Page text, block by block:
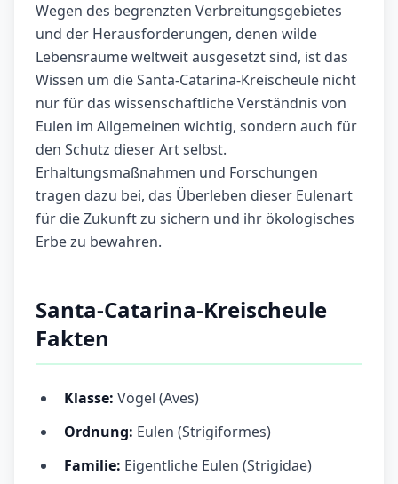
Wegen des begrenzten Verbreitungsgebietes
und der Herausforderungen, denen wilde
Lebensräume weltweit ausgesetzt sind, ist das
Wissen um die Santa-Catarina-Kreischeule nicht
nur für das wissenschaftliche Verständnis von
Eulen im Allgemeinen wichtig, sondern auch für
den Schutz dieser Art selbst.
Erhaltungsmaßnahmen und Forschungen
tragen dazu bei, das Überleben dieser Eulenart
für die Zukunft zu sichern und ihr ökologisches
Erbe zu bewahren.
Santa-Catarina-Kreischeule
Fakten
Klasse: Vögel (Aves)
Ordnung: Eulen (Strigiformes)
Familie: Eigentliche Eulen (Strigidae)